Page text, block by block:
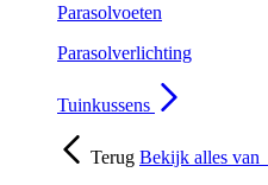
Parasolvoeten
Parasolverlichting
Tuinkussens
Terug Bekijk alles van